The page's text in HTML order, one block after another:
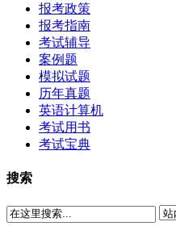
报考政策
报考指南
考试辅导
案例题
模拟试题
历年真题
英语计算机
考试用书
考试宝典
搜索